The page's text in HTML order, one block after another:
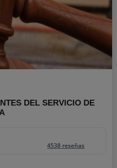
DEL SERVICIO DE
4538 reseñas